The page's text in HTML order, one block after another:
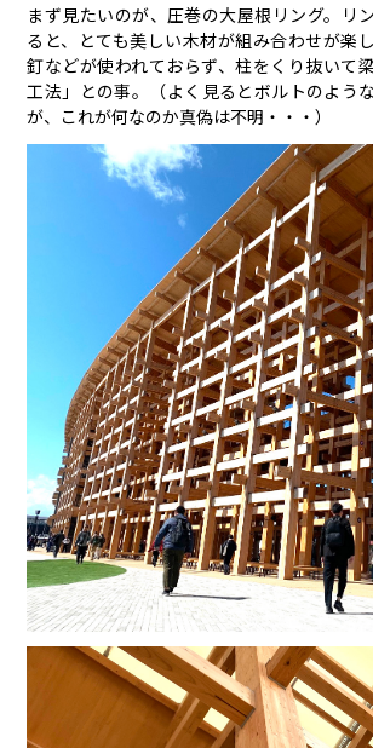
まず見たいのが、圧巻の大屋根リング。リ
ると、とても美しい木材が組み合わせが楽
釘などが使われておらず、柱をくり抜いて
工法」との事。（よく見るとボルトのよう
が、これが何なのか真偽は不明・・・）